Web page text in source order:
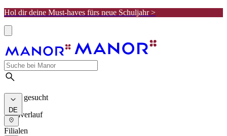
Hol dir deine Must-haves fürs neue Schuljahr >
Meist gesucht
Suchverlauf
DE
Filialen